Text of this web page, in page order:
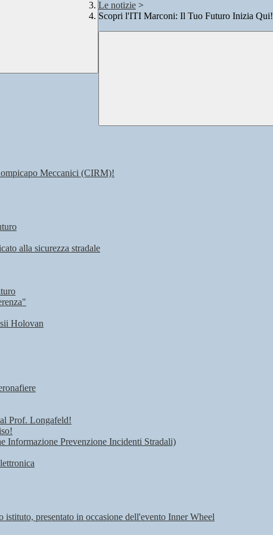
Le notizie >
Scopri l'ITI Marconi: Il Tuo Futuro Inizia Qui!
Meccanici (CIRM)!
alla sicurezza stradale
Holovan
Prof. Longafeld!
Informazione Prevenzione Incidenti Stradali)
presentato in occasione dell'evento Inner Wheel